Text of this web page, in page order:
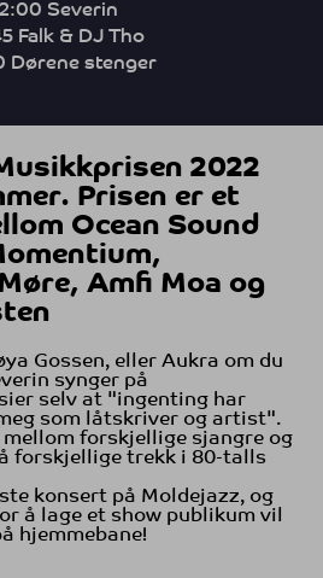
Severin
Falk & DJ Tho
Dørene stenger
2022
Prisen er et
Ocean Sound
Amfi Moa og
Gossen, eller Aukra om du
synger på
selv at "ingenting har
som låtskriver og artist".
mellom forskjellige sjangre og
forskjellige trekk i 80-talls
konsert på Moldejazz, og
å lage et show publikum vil
hjemmebane!